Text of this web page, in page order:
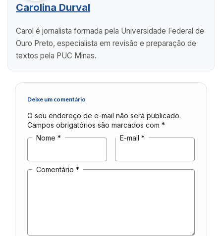
Carolina Durval
Carol é jornalista formada pela Universidade Federal de
Ouro Preto, especialista em revisão e preparação de
textos pela PUC Minas.
Deixe um comentário
O seu endereço de e-mail não será publicado.
Campos obrigatórios são marcados com *
Nome * E-mail *
Comentário *